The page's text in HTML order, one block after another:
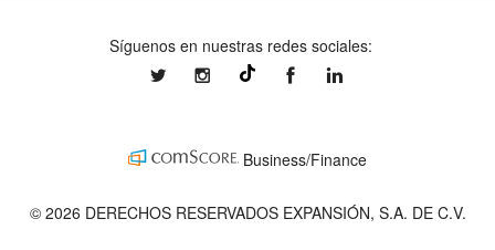
Síguenos en nuestras redes sociales:
expansionmxexpansionmx ExpansionMex
Business/Finance
© 2026 DERECHOS RESERVADOS EXPANSIÓN, S.A. DE C.V.